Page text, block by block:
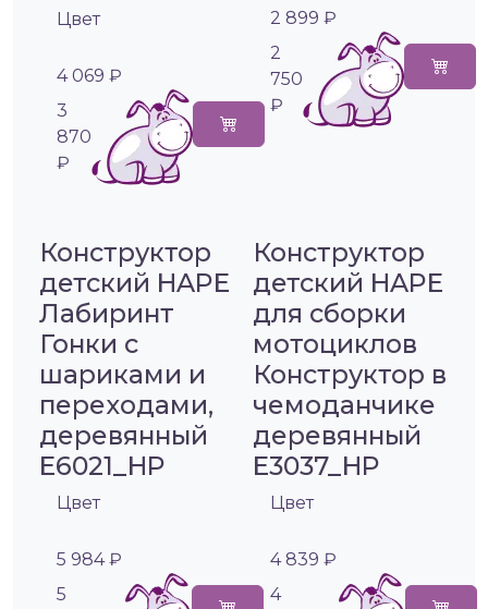
Цвет
4 069 ₽
3
870
₽
2 899 ₽
2
750
₽
Конструктор
детский HAPE
Лабиринт
Гонки с
шариками и
переходами,
деревянный
E6021_HP
Цвет
5 984 ₽
5
Конструктор
детский HAPE
для сборки
мотоциклов
Конструктор в
чемоданчике
деревянный
E3037_HP
Цвет
4 839 ₽
4